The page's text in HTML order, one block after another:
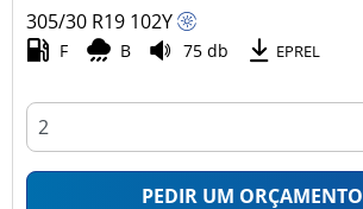
305/30 R19 102Y
F B 75 db EPREL
PEDIR UM ORÇAMENTO